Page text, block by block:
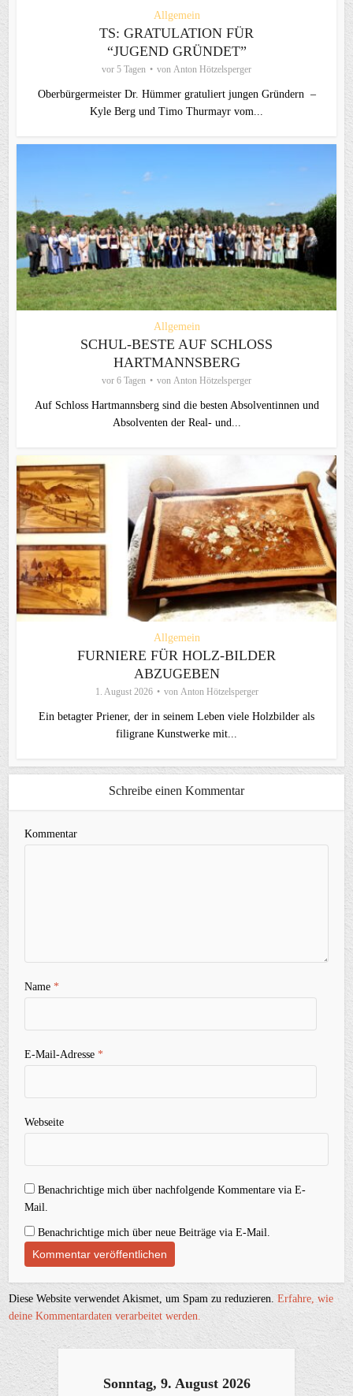
Allgemein
TS: GRATULATION FÜR
“JUGEND GRÜNDET”
vor 5 Tagen von Anton Hötzelsperger
Oberbürgermeister Dr. Hümmer gratuliert jungen Gründern –
Kyle Berg und Timo Thurmayr vom...
Allgemein
SCHUL-BESTE AUF SCHLOSS
HARTMANNSBERG
vor 6 Tagen von Anton Hötzelsperger
Auf Schloss Hartmannsberg sind die besten Absolventinnen und
Absolventen der Real- und...
Allgemein
FURNIERE FÜR HOLZ-BILDER
ABZUGEBEN
1. August 2026 von Anton Hötzelsperger
Ein betagter Priener, der in seinem Leben viele Holzbilder als
filigrane Kunstwerke mit...
Schreibe einen Kommentar
Kommentar
Name*
E-Mail-Adresse*
Webseite
Benachrichtige mich über nachfolgende Kommentare via E-
Mail.
Benachrichtige mich über neue Beiträge via E-Mail.
Diese Website verwendet Akismet, um Spam zu reduzieren.Erfahre, wie
deine Kommentardaten verarbeitet werden.
Sonntag, 9. August 2026